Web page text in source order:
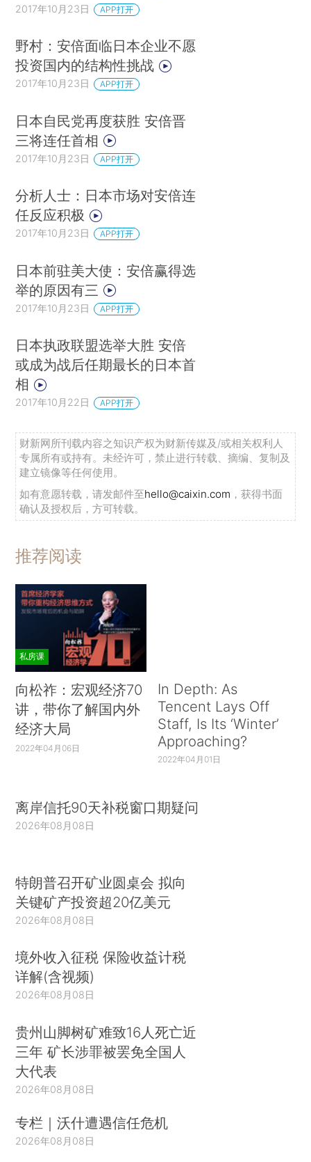
2017年10月23日 APP打开
野村：安倍面临日本企业不愿
投资国内的结构性挑战
2017年10月23日 APP打开
日本自民党再度获胜 安倍晋
三将连任首相
2017年10月23日 APP打开
分析人士：日本市场对安倍连
任反应积极
2017年10月23日 APP打开
日本前驻美大使：安倍赢得选
举的原因有三
2017年10月23日 APP打开
日本执政联盟选举大胜 安倍
或成为战后任期最长的日本首
相
2017年10月22日 APP打开
财新网所刊载内容之知识产权为财新传媒及/或相关权利人
专属所有或持有。未经许可，禁止进行转载、摘编、复制及
建立镜像等任何使用。
如有意愿转载，请发邮件至hello@caixin.com ，获得书面
确认及授权后，方可转载。
推荐阅读
私房课
向松祚：宏观经济70
讲，带你了解国内外
经济大局
2022年04月06日
In Depth: As
Tencent Lays Off
Staff, Is Its ‘Winter’
Approaching?
2022年04月01日
离岸信托90天补税窗口期疑问
2026年08月08日
特朗普召开矿业圆桌会 拟向
关键矿产投资超20亿美元
2026年08月08日
境外收入征税 保险收益计税
详解(含视频)
2026年08月08日
贵州山脚树矿难致16人死亡近
三年 矿长涉罪被罢免全国人
大代表
2026年08月08日
专栏｜沃什遭遇信任危机
2026年08月08日